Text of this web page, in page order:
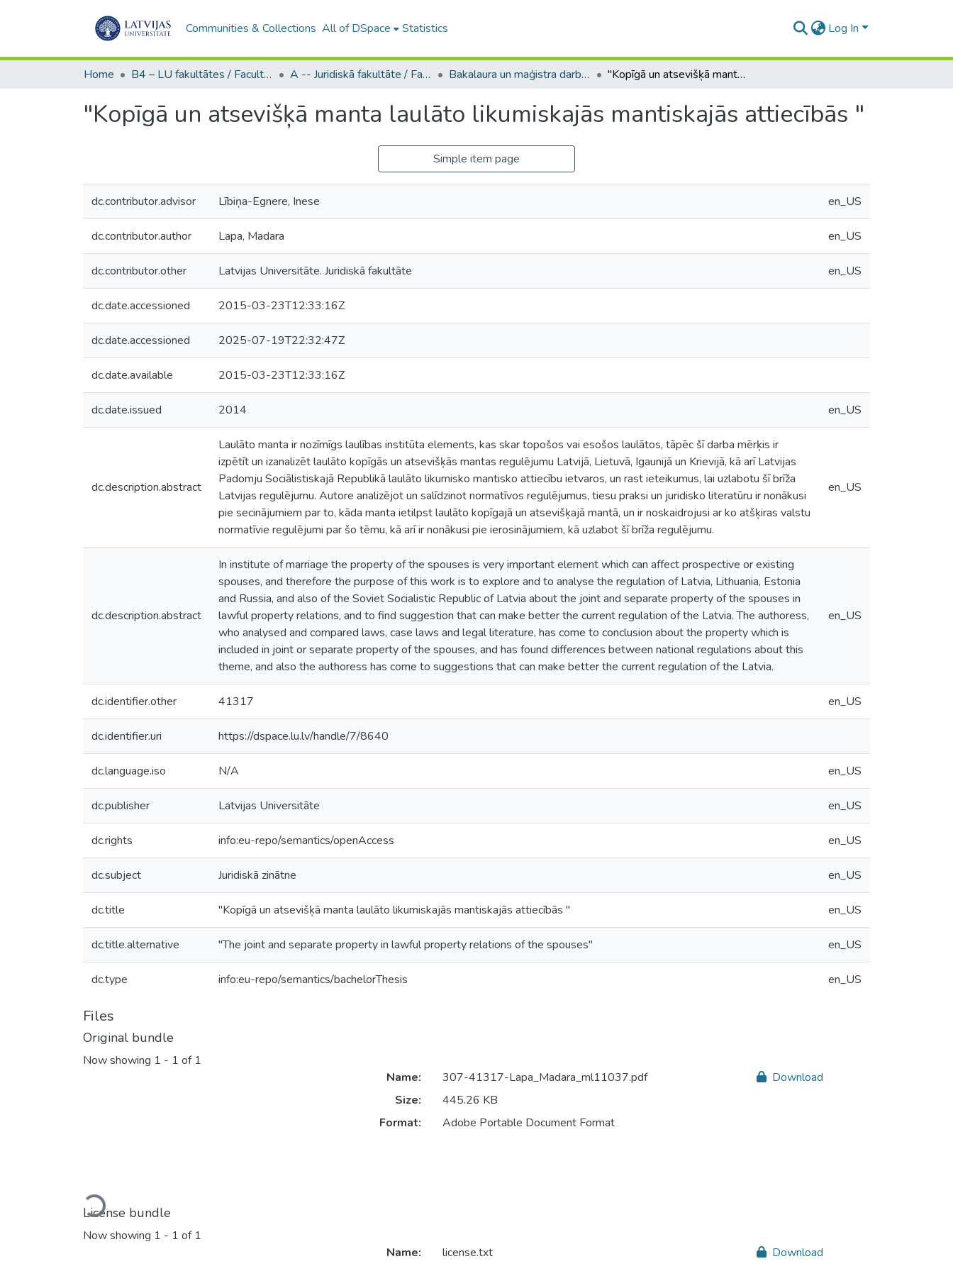
Communities & Collections All of DSpace Statistics Log In
Home B4 – LU fakultātes / Faculties of the UL A -- Juridiskā fakultāte / Faculty of Law Bakalaura un maģistra darbi (JF) / Bachelor's and Master's theses "Kopīgā un atsevišķā manta laulāto likumiskajās mantiskajās attiecībās "
"Kopīgā un atsevišķā manta laulāto likumiskajās mantiskajās attiecībās "
Simple item page
dc.contributor.advisor Lībiņa-Egnere, Inese en_US
dc.contributor.author Lapa, Madara en_US
dc.contributor.other Latvijas Universitāte. Juridiskā fakultāte en_US
dc.date.accessioned 2015-03-23T12:33:16Z
dc.date.accessioned 2025-07-19T22:32:47Z
dc.date.available 2015-03-23T12:33:16Z
dc.date.issued 2014 en_US
dc.description.abstract
Laulāto manta ir nozīmīgs laulības institūta elements, kas skar topošos vai esošos laulātos, tāpēc šī darba mērķis ir
izpētīt un izanalizēt laulāto kopīgās un atsevišķās mantas regulējumu Latvijā, Lietuvā, Igaunijā un Krievijā, kā arī Latvijas
Padomju Sociālistiskajā Republikā laulāto likumisko mantisko attiecību ietvaros, un rast ieteikumus, lai uzlabotu šī brīža
Latvijas regulējumu. Autore analizējot un salīdzinot normatīvos regulējumus, tiesu praksi un juridisko literatūru ir nonākusi
pie secinājumiem par to, kāda manta ietilpst laulāto kopīgajā un atsevišķajā mantā, un ir noskaidrojusi ar ko atšķiras valstu
normatīvie regulējumi par šo tēmu, kā arī ir nonākusi pie ierosinājumiem, kā uzlabot šī brīža regulējumu.
en_US
dc.description.abstract
In institute of marriage the property of the spouses is very important element which can affect prospective or existing
spouses, and therefore the purpose of this work is to explore and to analyse the regulation of Latvia, Lithuania, Estonia
and Russia, and also of the Soviet Socialistic Republic of Latvia about the joint and separate property of the spouses in
lawful property relations, and to find suggestion that can make better the current regulation of the Latvia. The authoress,
who analysed and compared laws, case laws and legal literature, has come to conclusion about the property which is
included in joint or separate property of the spouses, and has found differences between national regulations about this
theme, and also the authoress has come to suggestions that can make better the current regulation of the Latvia.
en_US
dc.identifier.other 41317 en_US
dc.identifier.uri https://dspace.lu.lv/handle/7/8640
dc.language.iso N/A en_US
dc.publisher Latvijas Universitāte en_US
dc.rights info:eu-repo/semantics/openAccess en_US
dc.subject Juridiskā zinātne en_US
dc.title "Kopīgā un atsevišķā manta laulāto likumiskajās mantiskajās attiecībās " en_US
dc.title.alternative "The joint and separate property in lawful property relations of the spouses" en_US
dc.type info:eu-repo/semantics/bachelorThesis en_US
Files
Original bundle
Now showing 1 - 1 of 1
Loading...
Name:
307-41317-Lapa_Madara_ml11037.pdf
Size:
445.26 KB
Format:
Adobe Portable Document Format
Download
License bundle
Now showing 1 - 1 of 1
Name:
license.txt
Download